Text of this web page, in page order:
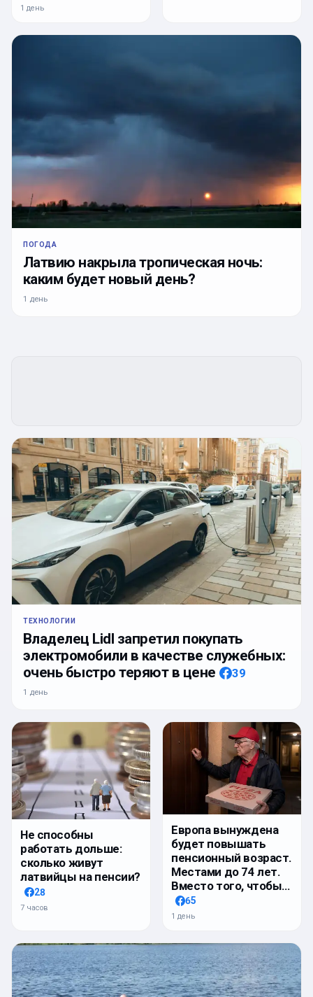
1 день
ПОГОДА
Латвию накрыла тропическая ночь:
каким будет новый день?
1 день
ТЕХНОЛОГИИ
Владелец Lidl запретил покупать
электромобили в качестве служебных:
очень быстро теряют в цене
39
1 день
Не способны
работать дольше:
сколько живут
латвийцы на пенсии?
28
7 часов
Европа вынуждена
будет повышать
пенсионный возраст.
Местами до 74 лет.
Вместо того, чтобы…
65
1 день